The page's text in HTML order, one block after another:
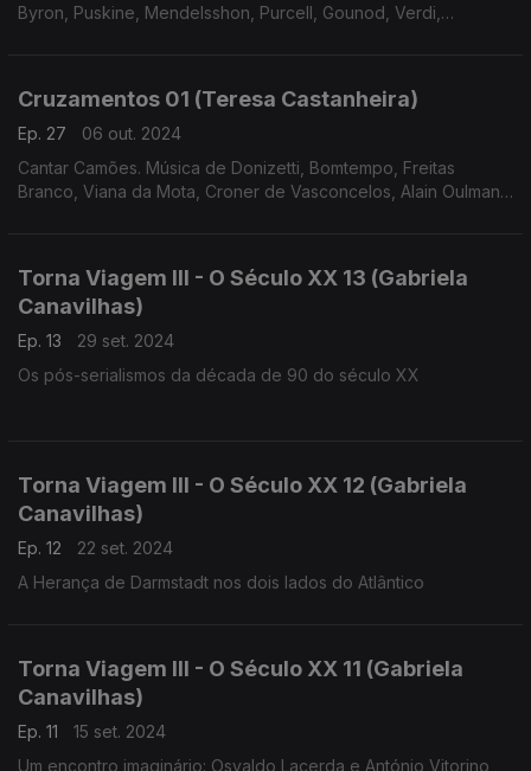
Byron, Puskine, Mendelsshon, Purcell, Gounod, Verdi,
Cruzamentos 01 (Teresa Castanheira)
Ep. 27
06 out. 2024
Cantar Camões. Música de Donizetti, Bomtempo, Freitas
Branco, Viana da Mota, Croner de Vasconcelos, Alain Oulman,
Torna Viagem III - O Século XX 13 (Gabriela
Canavilhas)
Ep. 13
29 set. 2024
Os pós-serialismos da década de 90 do século XX
Torna Viagem III - O Século XX 12 (Gabriela
Canavilhas)
Ep. 12
22 set. 2024
A Herança de Darmstadt nos dois lados do Atlântico
Torna Viagem III - O Século XX 11 (Gabriela
Canavilhas)
Ep. 11
15 set. 2024
Um encontro imaginário: Osvaldo Lacerda e António Vitorino